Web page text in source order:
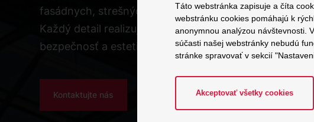
fasádnych, strešných, okenných a kovových
Každý detail realizujeme precízne, s dôrazom na
bezpečnosť a estetiku.
Kontaktujte nás
Táto webstránka zapisuje a číta
webstránku cookies pomáhajú k
anonymnou analýzou návštevnosti.
súčasti našej webstránky nebudú
stránke spravovať v sekcií
Akceptovať všetky cookies